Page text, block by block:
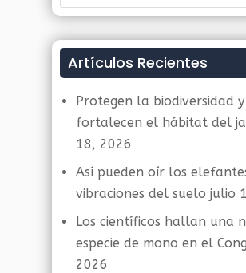
Artículos Recientes
Protegen la biodiversidad y
fortalecen el hábitat del
18, 2026
Así pueden oír los
vibraciones del suelo julio
Los científicos hallan una
especie de mono en el
2026